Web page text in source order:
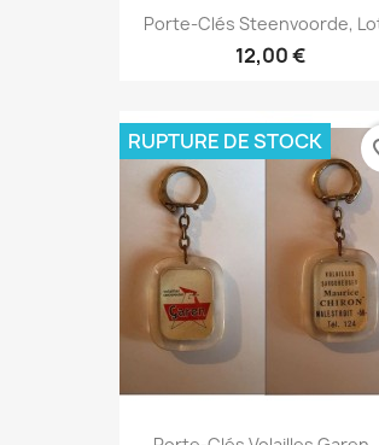
Porte-Clés Steenvoorde,
12,00 €
RUPTURE DE STOCK